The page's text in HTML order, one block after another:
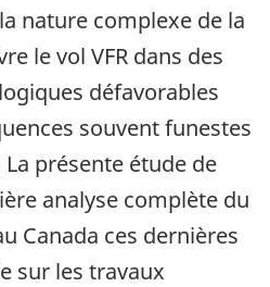
nature complexe de la
le vol VFR dans des
défavorables
souvent funestes
présente étude de
analyse complète du
Canada ces dernières
sur les travaux